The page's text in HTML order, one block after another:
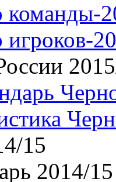
команды-
15
2014/15